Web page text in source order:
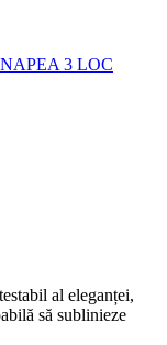
3 LOC
al eleganței,
să sublinieze